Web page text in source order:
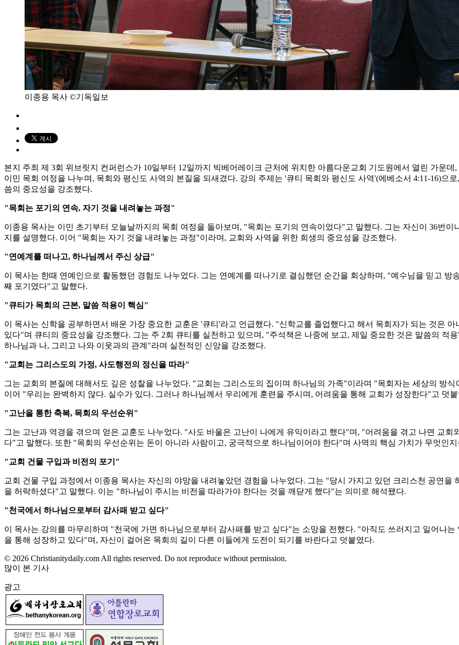
이종용 목사 ©기독일보
본지 주최 제 3회 위브릿지 컨퍼런스가 10일부터 12일까지 빅베어레이크 근처에 위치한 아름다운교회 기도원에서 열린 가운
이민 목회 여정을 나누며, 목회와 평신도 사역의 본질을 되새겼다. 강의 주제는 '큐티 목회와 평신도 사역'(에베소서 4:11-16)으
씀의 중요성을 강조했다.
"목회는 포기의 연속, 자기 것을 내려놓는 과정"
이종용 목사는 이민 초기부터 오늘날까지의 목회 여정을 돌아보며, "목회는 포기의 연속이었다"고 말했다. 그는 자신이 36번
지를 설명했다. 이어 "목회는 자기 것을 내려놓는 과정"이라며, 교회와 사역을 위한 희생의 중요성을 강조했다.
"연예계를 떠나고, 하나님께서 주신 상급"
이 목사는 한때 연예인으로 활동했던 경험도 나누었다. 그는 연예계를 떠나기로 결심했던 순간을 회상하며, "예수님을 믿고 방
째 포기였다"고 말했다.
"큐티가 목회의 근본, 말씀 적용이 핵심"
이 목사는 신학을 공부하면서 배운 가장 중요한 교훈은 '큐티'라고 언급했다. "신학교를 졸업했다고 해서 목회자가 되는 것은
있다"며 큐티의 중요성을 강조했다. 그는 주 2회 큐티를 실천하고 있으며, "주석책은 나중에 보고, 제일 중요한 것은 말씀의 적
하나님과 나, 그리고 나와 이웃과의 관계"라며 실천적인 신앙을 강조했다.
"교회는 그리스도의 가정, 사도행전의 정신을 따라"
그는 교회의 본질에 대해서도 깊은 성찰을 나누었다. "교회는 그리스도의 집이며 하나님의 가족"이라며 "목회자는 세상의 방
이어 "우리는 완벽하지 않다. 실수가 있다. 그러나 하나님께서 우리에게 훈련을 주시며, 어려움을 통해 교회가 성장한다"고 덧
"고난을 통한 축복, 목회의 우선순위"
그는 고난과 역경을 겪으며 얻은 교훈도 나누었다. "사도 바울은 고난이 나에게 유익이라고 했다"며, "어려움을 겪고 나면 교
다"고 말했다. 또한 "목회의 우선순위는 돈이 아니라 사람이고, 궁극적으로 하나님이어야 한다"며 사역의 핵심 가치가 무엇인
"교회 건물 구입과 비전의 포기"
교회 건물 구입 과정에서 이종용 목사는 자신의 야망을 내려놓았던 경험을 나누었다. 그는 "당시 가지고 있던 크리스천 공연
을 허락하셨다"고 말했다. 이는 "하나님이 주시는 비전을 따라가야 한다는 것을 깨닫게 했다"는 의미로 해석됐다.
"천국에서 하나님으로부터 감사패 받고 싶다"
이 목사는 강의를 마무리하며 "천국에 가면 하나님으로부터 감사패를 받고 싶다"는 소망을 전했다. "아직도 쓰러지고 일어나
을 통해 성장하고 있다"며, 자신이 걸어온 목회의 길이 다른 이들에게 도전이 되기를 바란다고 덧붙였다.
© 2026 Christianitydaily.com All rights reserved. Do not reproduce without permission.
많이 본 기사
광고